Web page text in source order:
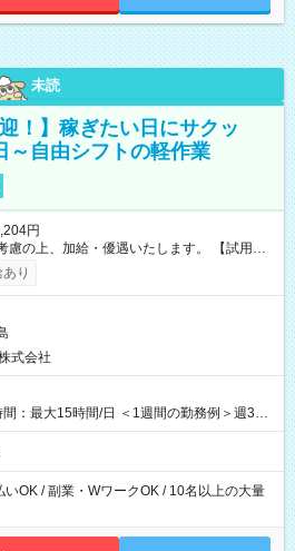
未読
！】稼ぎたい日にサクッ
～自由シフトの軽作業
円
上、加給・優遇いたします。 【試用期
り
式会社
：最大15時間/日 ＜1週間の勤務例＞週3回
：火・木・土・日 好きな時にお仕事
いOK / 副業・WワークOK / 10名以上の大量